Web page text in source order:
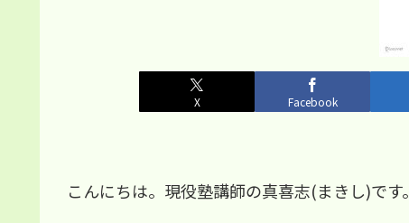
X Facebook
こんにちは。現役塾講師の真喜志(まきし)です。